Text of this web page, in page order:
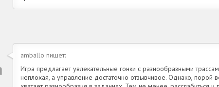
amballo пишет:
Игра предлагает увлекательные гонки с разнообразными
неплохая, а управление достаточно отзывчивое. Однако, порой